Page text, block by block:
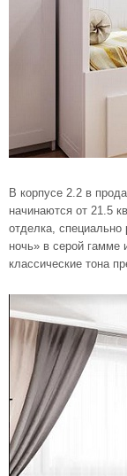
В корпусе 2.2 в
начинаются от 21.5
отделка, специально
ночь» в серой
классические тона